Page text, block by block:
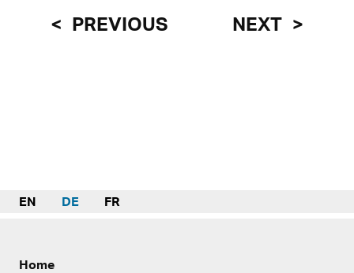
PREVIOUS NEXT
EN DE FR
Home